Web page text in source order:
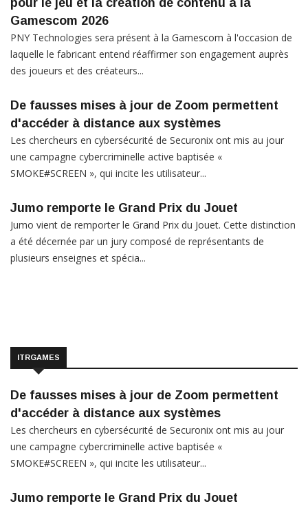
pour le jeu et la création de contenu à la
Gamescom 2026
PNY Technologies sera présent à la Gamescom à l'occasion de
laquelle le fabricant entend réaffirmer son engagement auprès
des joueurs et des créateurs...
De fausses mises à jour de Zoom permettent
d'accéder à distance aux systèmes
Les chercheurs en cybersécurité de Securonix ont mis au jour
une campagne cybercriminelle active baptisée «
SMOKE#SCREEN », qui incite les utilisateur...
Jumo remporte le Grand Prix du Jouet
Jumo vient de remporter le Grand Prix du Jouet. Cette distinction
a été décernée par un jury composé de représentants de
plusieurs enseignes et spécia...
ITRGAMES
De fausses mises à jour de Zoom permettent
d'accéder à distance aux systèmes
Les chercheurs en cybersécurité de Securonix ont mis au jour
une campagne cybercriminelle active baptisée «
SMOKE#SCREEN », qui incite les utilisateur...
Jumo remporte le Grand Prix du Jouet